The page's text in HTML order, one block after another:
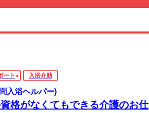
ート 入浴介助
入浴ヘルパー)
格がなくてもできる介護のお仕